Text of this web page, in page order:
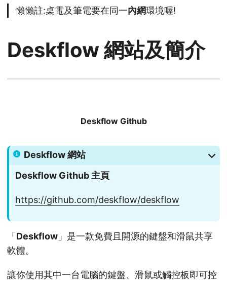
懶懶註:桌電及筆電要在同一內網環境喔!
Deskflow 網站及簡介
Deskflow Github
Deskflow 網站
Deskflow Github 主頁
https://github.com/deskflow/deskflow
「 Deskflow 」是一款免費且開源的鍵盤和滑鼠共享
軟體。
讓你使用其中一台電腦的鍵盤、滑鼠或觸控板即可控